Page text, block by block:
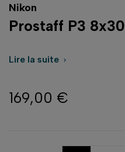
Nikon
Prostaff P3 8x30
Lire la suite 
169,00 €